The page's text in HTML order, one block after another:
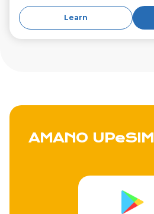
Learn
AMANO UPeSIM